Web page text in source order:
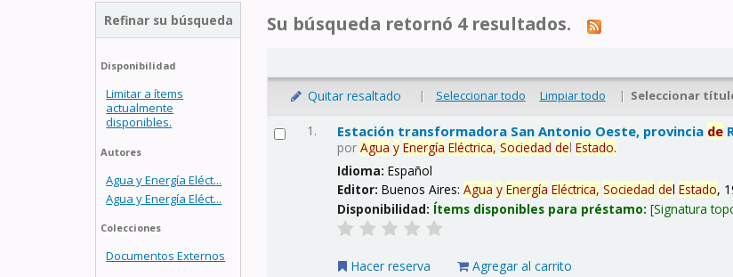
Refinar su búsqueda
Disponibilidad
Limitar a ítems
actualmente
disponibles.
Autores
Agua y Energía Eléct...
Agua y Energía Eléct...
Colecciones
Documentos Externos
Su búsqueda retornó 4 resultados.
Quitar resaltado | Seleccionar todo Limpiar todo | Seleccionar
1. Estación transformadora San Antonio Oeste, provincia de
porAgua y Energía Eléctrica, Sociedad delEstado.
Idioma:Español
Editor:Buenos Aires:Agua y Energía Eléctrica, Sociedad delEstado,
Disponibilidad: Ítems disponibles para préstamo: Signatura
Hacer reserva Agregar al carrito